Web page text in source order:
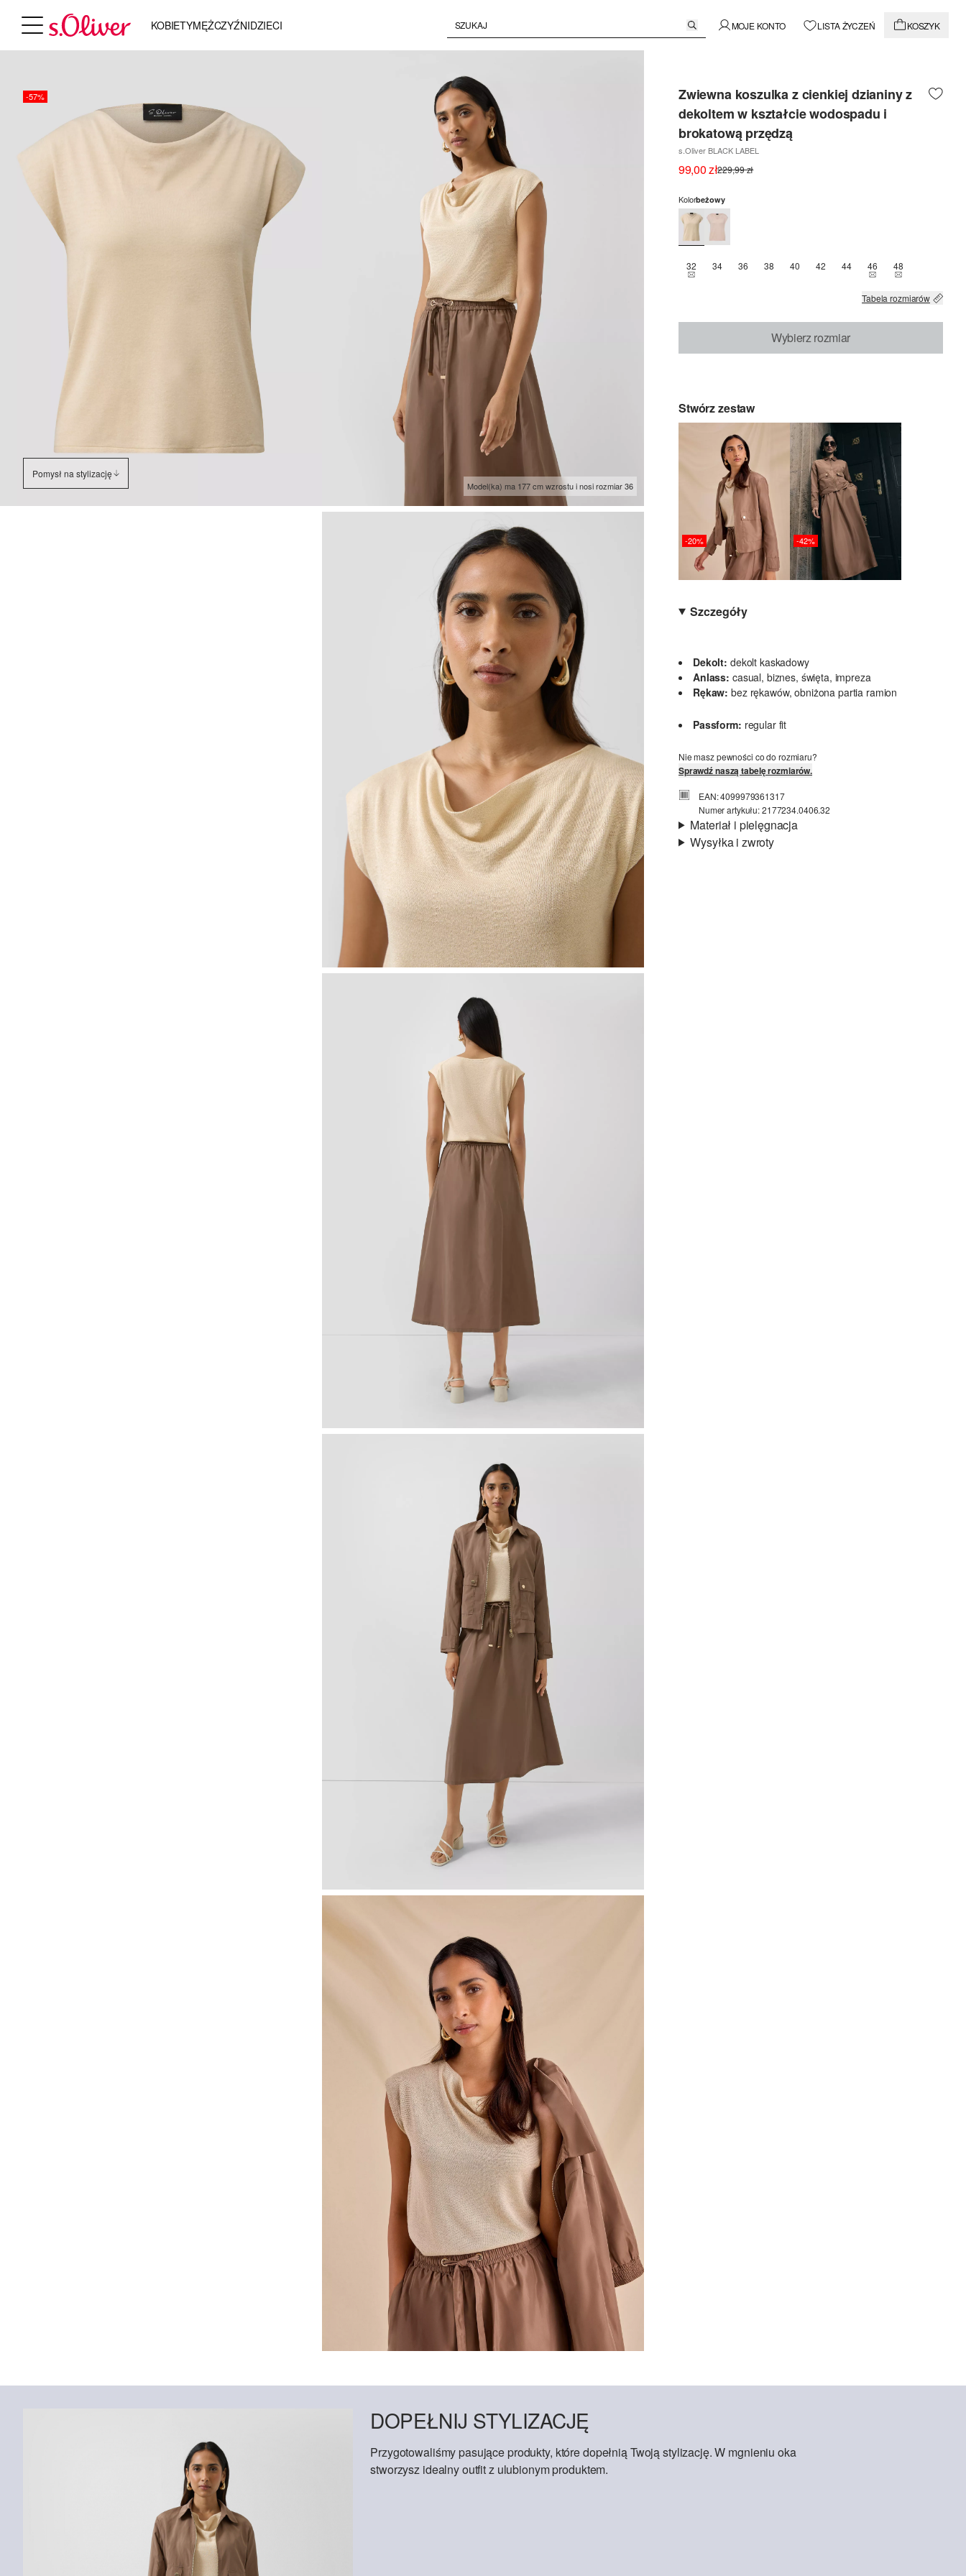
KOBIETYMĘŻCZYŹNIDZIECI MOJE KONTO LISTA ŻYCZEŃ KOSZYK
-57%
Pomysł na stylizację
Model(ka) ma 177 cm wzrostu i nosi rozmiar 36
Zwiewna koszulka z cienkiej dzianiny z
dekoltem w kształcie wodospadu i
brokatową przędzą
s.Oliver BLACK LABEL
99,00 zł229,99 zł
Kolorbeżowy
32TEN ROZMIAR JEST OBECNIE NIEDOSTĘPNY
34 36 38 40 42 44 46TEN ROZMIAR JEST
48TEN ROZMIAR
Tabela rozmiarów
Wybierz rozmiar
Stwórz zestaw
-20% -42%
Szczegóły
Dekolt: dekolt kaskadowy
Anlass: casual, biznes, święta, impreza
Rękaw: bez rękawów, obniżona partia ramion
Passform: regular fit
Nie masz pewności co do rozmiaru?
Sprawdź naszą tabelę rozmiarów.
EAN: 4099979361317
Numer artykułu: 2177234.0406.32
Materiał i pielęgnacja
Wysyłka i zwroty
DOPEŁNIJ STYLIZACJĘ
Przygotowaliśmy pasujące produkty, które dopełnią Twoją stylizację. W mgnieniu oka
stworzysz idealny outfit z ulubionym produktem.